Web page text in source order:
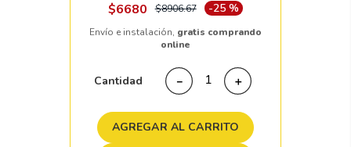
$6680 $8906.67 -25 %
Envío e instalación, gratis comprando
online
Cantidad ＋
－
AGREGAR AL CARRITO